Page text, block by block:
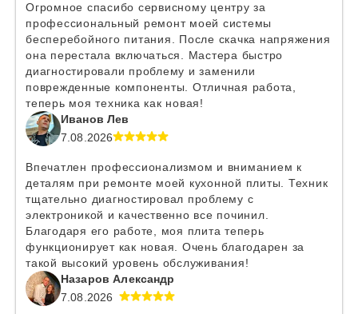
Огромное спасибо сервисному центру за
профессиональный ремонт моей системы
бесперебойного питания. После скачка напряжения
она перестала включаться. Мастера быстро
диагностировали проблему и заменили
поврежденные компоненты. Отличная работа,
теперь моя техника как новая!
Иванов Лев
7.08.2026
Впечатлен профессионализмом и вниманием к
деталям при ремонте моей кухонной плиты. Техник
тщательно диагностировал проблему с
электроникой и качественно все починил.
Благодаря его работе, моя плита теперь
функционирует как новая. Очень благодарен за
такой высокий уровень обслуживания!
Назаров Александр
7.08.2026